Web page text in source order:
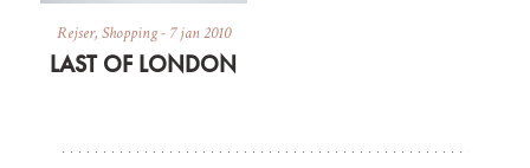
Rejser, Shopping- 7 jan 2010
LAST OF LONDON